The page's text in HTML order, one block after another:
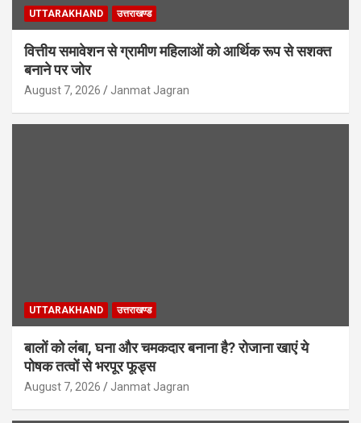
UTTARAKHAND उत्तराखण्ड
वित्तीय समावेशन से ग्रामीण महिलाओं को आर्थिक रूप से सशक्त
बनाने पर जोर
August 7, 2026 Janmat Jagran
UTTARAKHAND उत्तराखण्ड
बालों को लंबा, घना और चमकदार बनाना है? रोजाना खाएं ये
पोषक तत्वों से भरपूर फूड्स
August 7, 2026 Janmat Jagran